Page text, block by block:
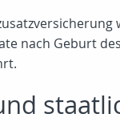
nach Geburt